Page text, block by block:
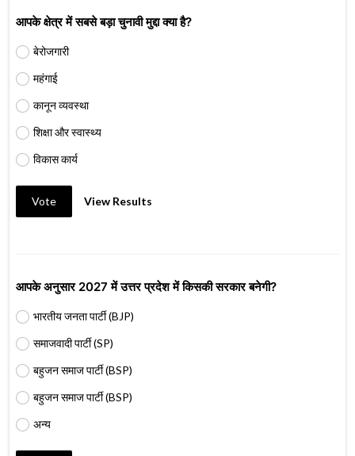
आपके क्षेत्र में सबसे बड़ा चुनावी मुद्दा क्या है?
बेरोजगारी
महंगाई
कानून व्यवस्था
शिक्षा और स्वास्थ्य
विकास कार्य
Vote View Results
आपके अनुसार 2027 में उत्तर प्रदेश में किसकी सरकार बनेगी?
भारतीय जनता पार्टी (BJP)
समाजवादी पार्टी (SP)
बहुजन समाज पार्टी (BSP)
बहुजन समाज पार्टी (BSP)
अन्य